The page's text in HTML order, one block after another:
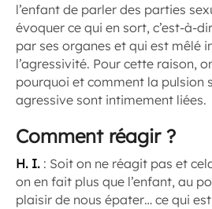
l’enfant de parler des parties
évoquer ce qui en sort, c’est-à-
par ses organes et qui est mêlé
l’agressivité. Pour cette raison,
pourquoi et comment la pulsion
agressive sont intimement liées.
Comment réagir ?
H. I. : Soit on ne réagit pas et
on en fait plus que l’enfant, au
plaisir de nous épater… ce qui